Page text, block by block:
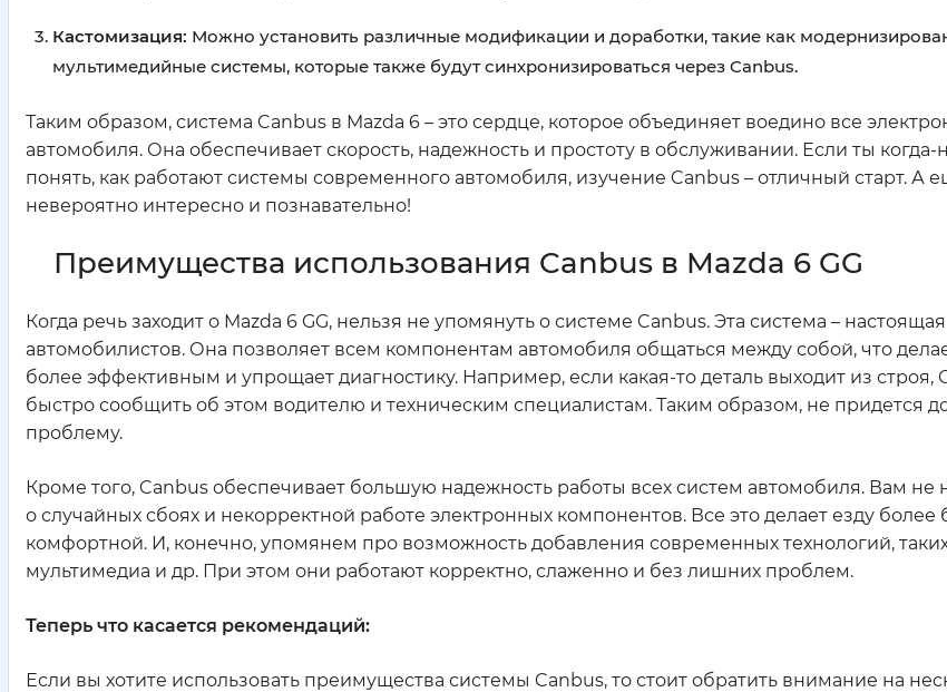
Кастомизация: Можно установить различные модификации и доработки, такие как
мультимедийные системы, которые также будут синхронизироваться через Canbus.
Таким образом, система Canbus в Mazda 6 – это сердце, которое объединяет воедино все
автомобиля. Она обеспечивает скорость, надежность и простоту в обслуживании. Если ты когда-
понять, как работают системы современного автомобиля, изучение Canbus – отличный старт. А
невероятно интересно и познавательно!
Преимущества использования Canbus в Mazda 6 GG
Когда речь заходит о Mazda 6 GG, нельзя не упомянуть о системе Canbus. Эта система –
автомобилистов. Она позволяет всем компонентам автомобиля общаться между собой, что
более эффективным и упрощает диагностику. Например, если какая-то деталь выходит из строя,
быстро сообщить об этом водителю и техническим специалистам. Таким образом, не придется
проблему.
Кроме того, Canbus обеспечивает большую надежность работы всех систем автомобиля. Вам не
о случайных сбоях и некорректной работе электронных компонентов. Все это делает езду более
комфортной. И, конечно, упомянем про возможность добавления современных технологий,
мультимедиа и др. При этом они работают корректно, слаженно и без лишних проблем.
Теперь что касается рекомендаций:
Если вы хотите использовать преимущества системы Canbus, то стоит обратить внимание на